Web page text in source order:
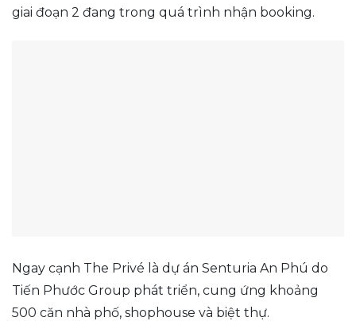
giai đoạn 2 đang trong quá trình nhận booking.
Ngay cạnh The Privé là dự án Senturia An Phú do
Tiến Phước Group phát triển, cung ứng khoảng
500 căn nhà phố, shophouse và biệt thự.